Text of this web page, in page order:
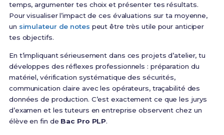
temps, argumenter tes choix et présenter tes résultats.
Pour visualiser l’impact de ces évaluations sur ta moyenne,
un simulateur de notes peut être très utile pour anticiper
tes objectifs.
En t’impliquant sérieusement dans ces projets d’atelier, tu
développes des réflexes professionnels : préparation du
matériel, vérification systématique des sécurités,
communication claire avec les opérateurs, traçabilité des
données de production. C’est exactement ce que les jurys
d’examen et les tuteurs en entreprise observent chez un
élève en fin de Bac Pro PLP.